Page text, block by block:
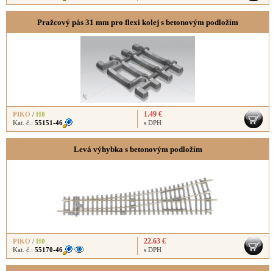
Pražcový pás 31 mm pro flexi kolej s betonovým podložím
PIKO / H0
Kat. č.: 55151-46
1.49 €
s DPH
Levá výhybka s betonovým podložím
PIKO / H0
Kat. č.: 55170-46
22.63 €
s DPH